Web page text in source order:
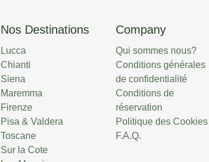
Nos Destinations
Lucca
Chianti
Siena
Maremma
Firenze
Pisa & Valdera
Toscane
Sur la Cote
Company
Qui sommes nous?
Conditions générales
de confidentialité
Conditions de
réservation
Politique des Cookies
F.A.Q.